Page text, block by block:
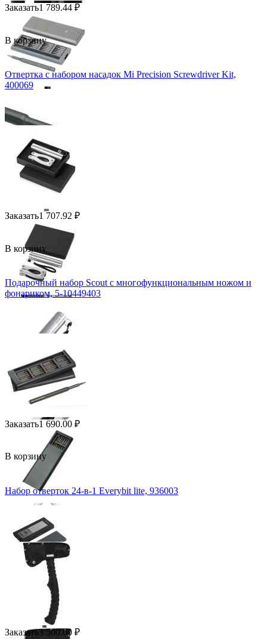
Заказать1 789.44 ₽
В корзину
Отвертка с набором насадок Mi Precision Screwdriver Kit,
400069
Заказать1 707.92 ₽
В корзину
Подарочный набор Scout с многофункциональным ножом и
фонариком, 5-10449403
Заказать1 690.00 ₽
В корзину
Набор отверток 24-в-1 Everybit lite, 936003
Заказать3 500.00 ₽